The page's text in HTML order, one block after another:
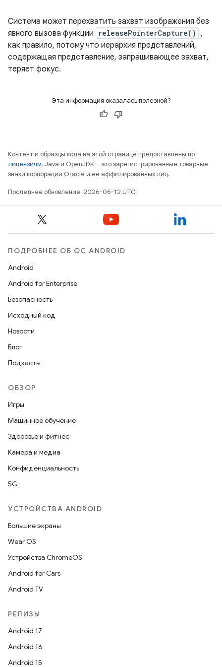
Система может перехватить захват изображения без
явного вызова функции
releasePointerCapture() ,
как правило, потому что иерархия представлений,
содержащая представление, запрашивающее захват,
теряет фокус.
Эта информация оказалась полезной?
Контент и образцы кода на этой странице предоставлены по
лицензиям. Java и OpenJDK – это зарегистрированные товарные
знаки корпорации Oracle и ее аффилированных лиц.
Последнее обновление: 2026-06-12 UTC.
ПОДРОБНЕЕ ОБ ОС ANDROID
Android
Android for Enterprise
Безопасность
Исходный код
Новости
Блог
Подкасты
ОБЗОР
Игры
Машинное обучение
Здоровье и фитнес
Камера и медиа
Конфиденциальность
5G
УСТРОЙСТВА ANDROID
Большие экраны
Wear OS
Устройства ChromeOS
Android for Cars
Android TV
РЕЛИЗЫ
Android 17
Android 16
Android 15